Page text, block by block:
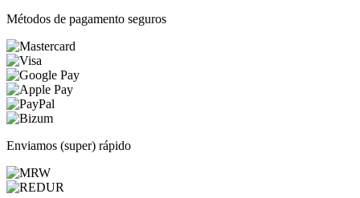
Métodos de pagamento seguros
Enviamos (super) rápido